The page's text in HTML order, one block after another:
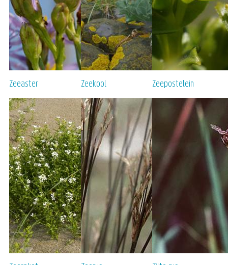
Zeeaster Zeekool Zeepostelein